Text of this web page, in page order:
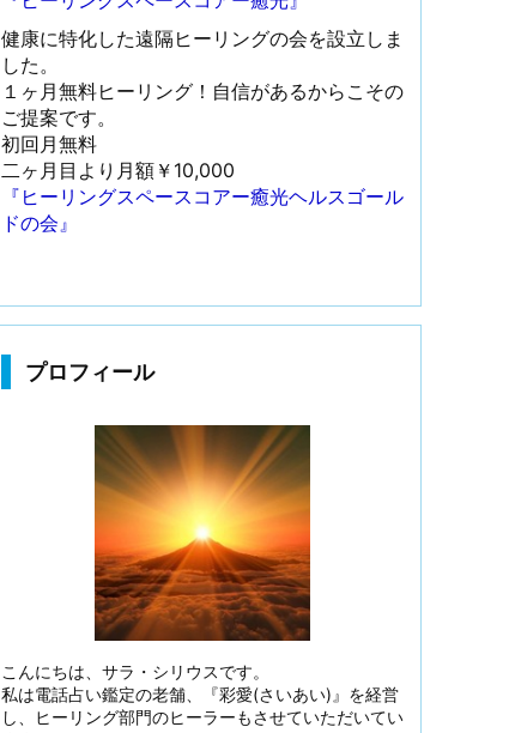
健康に特化した遠隔ヒーリングの会を設立しま
した。
１ヶ月無料ヒーリング！自信があるからこその
ご提案です。
初回月無料
二ヶ月目より月額￥10,000
『ヒーリングスペースコアー癒光ヘルスゴール
ドの会』
プロフィール
こんにちは、サラ・シリウスです。
私は電話占い鑑定の老舗、『彩愛(さいあい)』を経営
し、ヒーリング部門のヒーラーもさせていただいてい